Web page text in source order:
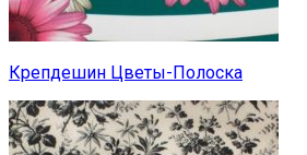
Крепдешин Цветы-Полоска